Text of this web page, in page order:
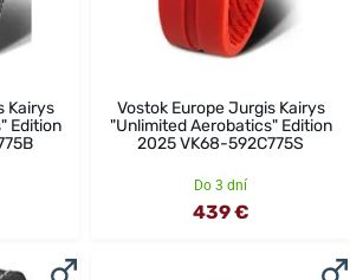
Kairys
Edition
Vostok Europe Jurgis Kairys
"Unlimited Aerobatics" Edition
2025 VK68-592C775S
Do 3 dní
439 €